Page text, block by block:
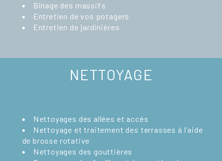
NETTOYAGE
Nettoyages des allées et accès
Nettoyage et traitement des terrasses à l’aide
de brosse rotative
Nettoyages des gouttières
Binage des massifs
Entretien de vos potagers
Entretien de jardinières